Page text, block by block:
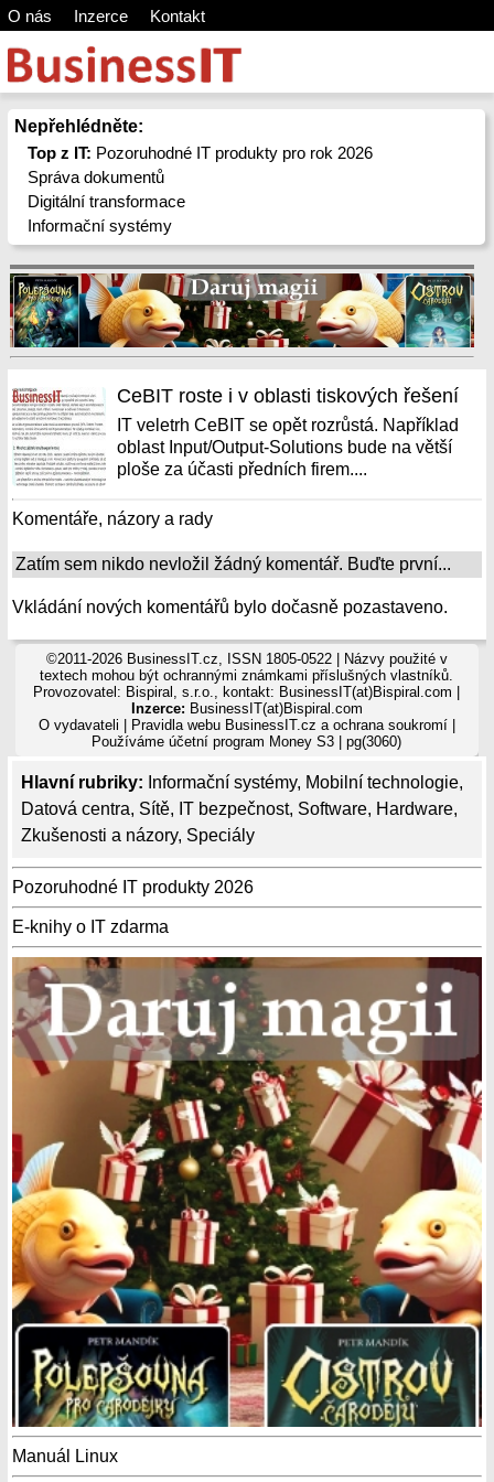
O nás Inzerce Kontakt
Nepřehlédněte:
Top z IT: Pozoruhodné IT produkty pro rok 2026
Správa dokumentů
Digitální transformace
Informační systémy
Hlavní rubriky: Informační systémy, Mobilní technologie,
Datová centra, Sítě, IT bezpečnost, Software, Hardware,
Zkušenosti a názory, Speciály
Pozoruhodné IT produkty 2026
E-knihy o IT zdarma
Manuál Linux
CeBIT roste i v oblasti tiskových řešení
IT veletrh CeBIT se opět rozrůstá. Například
oblast Input/Output-Solutions bude na větší
ploše za účasti předních firem....
Komentáře, názory a rady
Zatím sem nikdo nevložil žádný komentář. Buďte první...
Vkládání nových komentářů bylo dočasně pozastaveno.
©2011-2026 BusinessIT.cz, ISSN 1805-0522 | Názvy použité v
textech mohou být ochrannými známkami příslušných vlastníků.
Provozovatel: Bispiral, s.r.o., kontakt: BusinessIT(at)Bispiral.com |
Inzerce: BusinessIT(at)Bispiral.com
O vydavateli
Pravidla webu BusinessIT.cz a ochrana soukromí|
Používámeúčetní program Money S3 | pg(3060)